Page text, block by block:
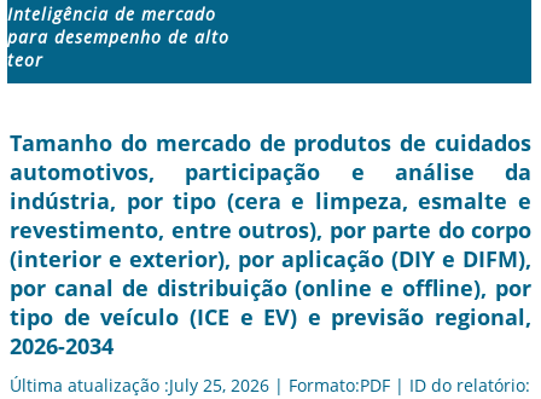
Inteligência de mercado
para desempenho de alto
teor
Tamanho do mercado de produtos de cuidados
automotivos, participação e análise da
indústria, por tipo (cera e limpeza, esmalte e
revestimento, entre outros), por parte do corpo
(interior e exterior), por aplicação (DIY e DIFM),
por canal de distribuição (online e offline), por
tipo de veículo (ICE e EV) e previsão regional,
2026-2034
Última atualização :July 25, 2026 | Formato:PDF | ID do relatório: